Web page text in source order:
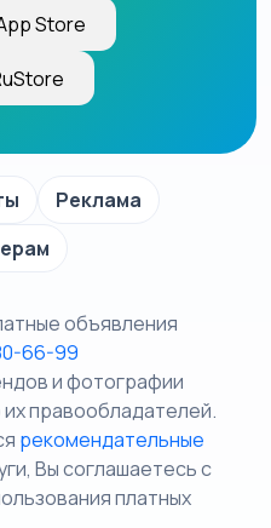
Store
Реклама
объявления
66-99
и фотографии
правообладателей.
рекомендательные
Вы соглашаетесь c
платных